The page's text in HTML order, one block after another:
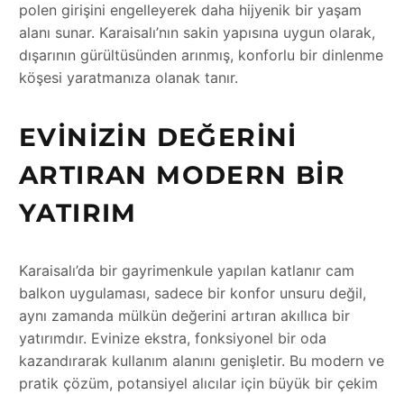
polen girişini engelleyerek daha hijyenik bir yaşam
alanı sunar. Karaisalı’nın sakin yapısına uygun olarak,
dışarının gürültüsünden arınmış, konforlu bir dinlenme
köşesi yaratmanıza olanak tanır.
EVINIZIN DEĞERINI
ARTIRAN MODERN BIR
YATIRIM
Karaisalı’da bir gayrimenkule yapılan katlanır cam
balkon uygulaması, sadece bir konfor unsuru değil,
aynı zamanda mülkün değerini artıran akıllıca bir
yatırımdır. Evinize ekstra, fonksiyonel bir oda
kazandırarak kullanım alanını genişletir. Bu modern ve
pratik çözüm, potansiyel alıcılar için büyük bir çekim